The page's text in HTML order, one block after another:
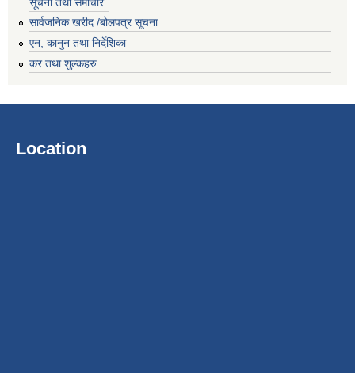
सार्वजनिक खरीद /बोलपत्र सूचना
एन, कानुन तथा निर्देशिका
कर तथा शुल्कहरु
Location